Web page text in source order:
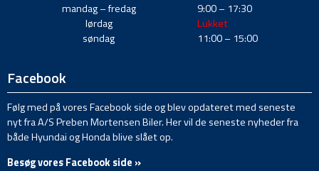
mandag – fredag
9:00 – 17:30
lørdag
Lukket
søndag
11:00 – 15:00
Facebook
Følg med på vores Facebook side og blev opdateret med seneste
nyt fra A/S Preben Mortensen Biler. Her vil de seneste nyheder fra
både Hyundai og Honda blive slået op.
Besøg vores Facebook side »